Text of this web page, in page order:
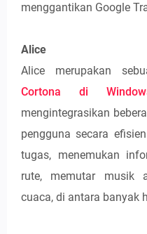
menggantikan Google
Alice
Alice merupakan
Cortona di
mengintegrasikan
pengguna secara
tugas, menemukan
rute, memutar musik
cuaca, di antara banyak